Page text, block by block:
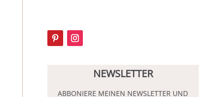
NEWSLETTER
ABBONIERE MEINEN NEWSLETTER UND